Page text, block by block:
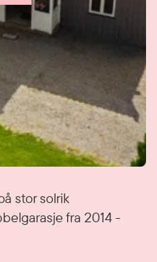
stor solrik
fra 2014 -